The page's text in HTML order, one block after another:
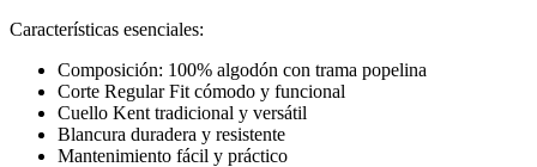
Características esenciales:
Composición: 100% algodón con trama popelina
Corte Regular Fit cómodo y funcional
Cuello Kent tradicional y versátil
Blancura duradera y resistente
Mantenimiento fácil y práctico